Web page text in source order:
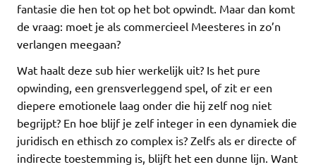
fantasie die hen tot op het bot opwindt. Maar dan komt
de vraag: moet je als commercieel Meesteres in zo’n
verlangen meegaan?
Wat haalt deze sub hier werkelijk uit? Is het pure
opwinding, een grensverleggend spel, of zit er een
diepere emotionele laag onder die hij zelf nog niet
begrijpt? En hoe blijf je zelf integer in een dynamiek die
juridisch en ethisch zo complex is? Zelfs als er directe of
indirecte toestemming is, blijft het een dunne lijn. Want